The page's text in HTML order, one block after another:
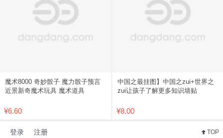
魔术8000 奇妙骰子 魔力骰子预言
近景新奇魔术玩具 魔术道具
¥6.60
中国之最挂图】中国之zui+世界之
zui让孩子了解更多知识墙贴
¥8.00
登录 注册 TOP